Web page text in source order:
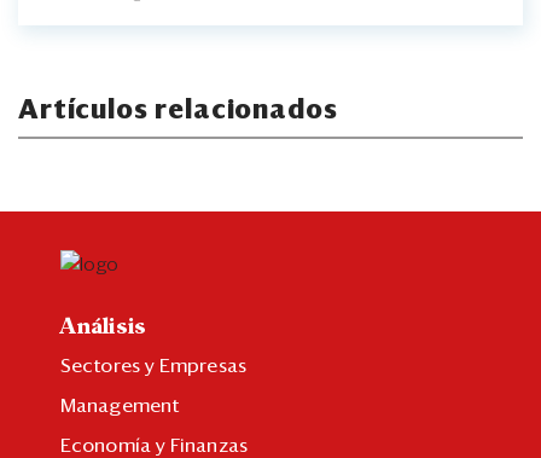
Artículos relacionados
Análisis
Sectores y Empresas
Management
Economía y Finanzas